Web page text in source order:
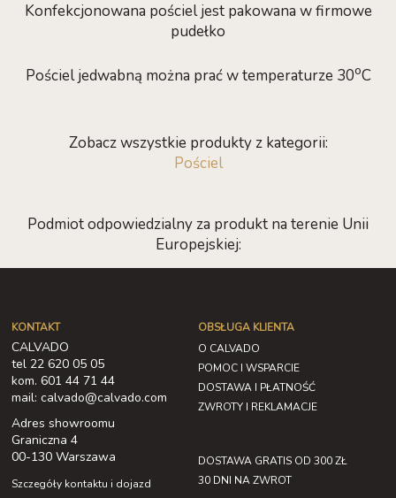
Konfekcjonowana pościel jest pakowana w firmowe
pudełko
Pościel jedwabną można prać w temperaturze 30oC
Zobacz wszystkie produkty z kategorii:
Pościel
Podmiot odpowiedzialny za produkt na terenie Unii
Europejskiej:
KONTAKT
CALVADO
tel 22 620 05 05
kom. 601 44 71 44
mail: calvado@calvado.com
Adres showroomu
Graniczna 4
00-130 Warszawa
Szczegóły kontaktu i dojazd
OBSŁUGA KLIENTA
O CALVADO
POMOC I WSPARCIE
DOSTAWA I PŁATNOŚĆ
ZWROTY I REKLAMACJE
DOSTAWA GRATIS OD 300 ZŁ
30 DNI NA ZWROT